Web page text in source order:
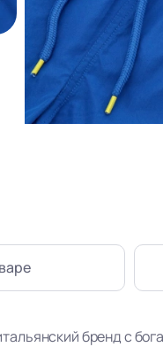
бренд с